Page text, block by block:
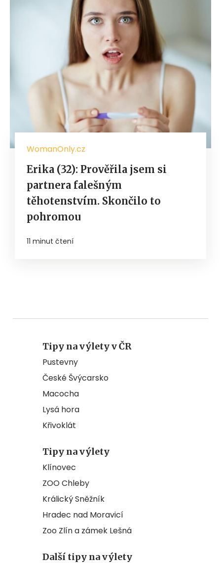
WomanOnly.cz
Erika (32): Prověřila jsem si
partnera falešným
těhotenstvím. Skončilo to
pohromou
11 minut čtení
Tipy na výlety v ČR
Pustevny
České Švýcarsko
Macocha
Lysá hora
Křivoklát
Tipy na výlety
Klínovec
ZOO Chleby
Králický Sněžník
Hradec nad Moravicí
Zoo Zlín a zámek Lešná
Další tipy na výlety